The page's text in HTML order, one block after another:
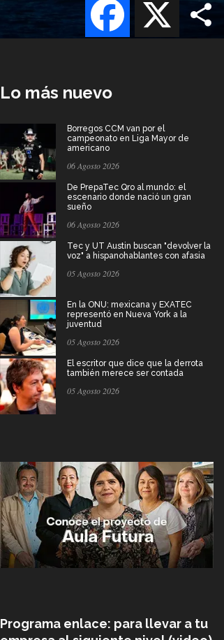
Lo más nuevo
Borregos CCM van por el
campeonato en Liga Mayor de
americano
06 Agosto 2026
De PrepaTec Qro al mundo: el
escenario donde nació un gran
sueño
06 Agosto 2026
Tec y UT Austin buscan "devolver la
voz" a hispanohablantes con afasia
05 Agosto 2026
En la ONU: mexicana y EXATEC
representó en Nueva York a la
juventud
05 Agosto 2026
El escritor que dice que la derrota
también merece ser contada
05 Agosto 2026
Programa enlace: para llevar a tu